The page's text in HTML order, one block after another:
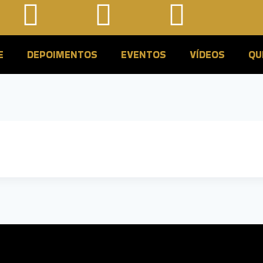
DEPOIMENTOS EVENTOS VÍDEOS